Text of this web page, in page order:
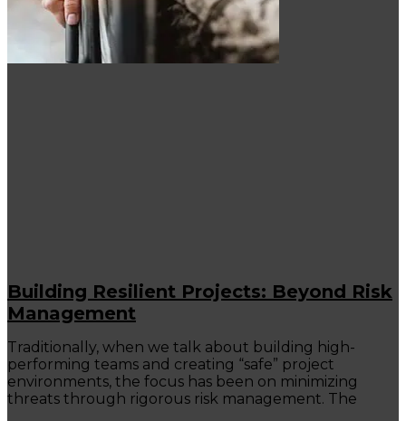
Building Resilient Projects: Beyond Risk
Management
Traditionally, when we talk about building high-
performing teams and creating “safe” project
environments, the focus has been on minimizing
threats through rigorous risk management. The